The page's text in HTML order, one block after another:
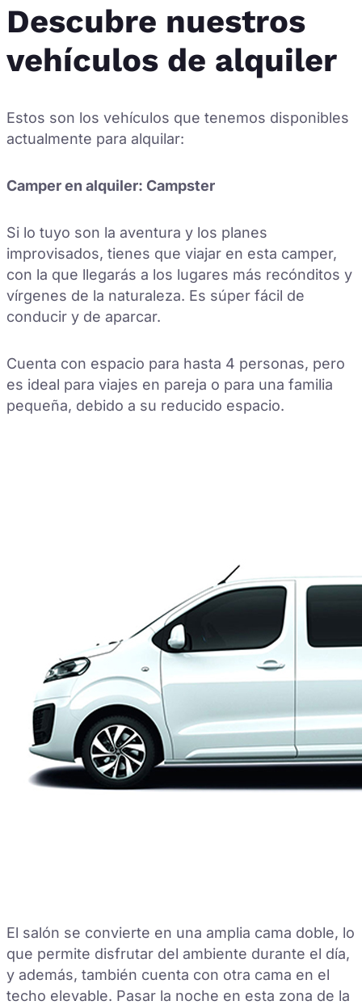
Descubre nuestros
vehículos de alquiler
Estos son los vehículos que tenemos disponibles
actualmente para alquilar:
Camper en alquiler: Campster
Si lo tuyo son la aventura y los planes
improvisados, tienes que viajar en esta camper,
con la que llegarás a los lugares más recónditos y
vírgenes de la naturaleza. Es súper fácil de
conducir y de aparcar.
Cuenta con espacio para hasta 4 personas, pero
es ideal para viajes en pareja o para una familia
pequeña, debido a su reducido espacio.
El salón se convierte en una amplia cama doble, lo
que permite disfrutar del ambiente durante el día,
y además, también cuenta con otra cama en el
techo elevable. Pasar la noche en esta zona de la